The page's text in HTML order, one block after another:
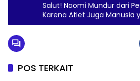
Salut! Naomi Mundur dari
Karena Atlet Juga Manusia
Juga
POS TERKAIT